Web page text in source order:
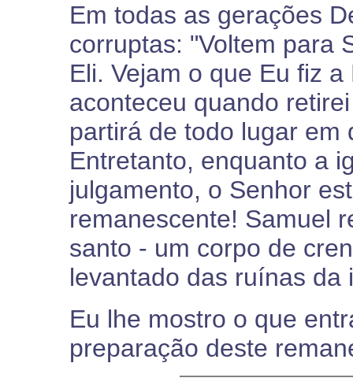
Em todas as gerações
corruptas: "Voltem para
Eli. Vejam o que Eu fiz
aconteceu quando
partirá de todo lugar em
Entretanto, enquanto a
julgamento, o Senhor
remanescente! Samuel
santo - um corpo de
levantado das ruínas da
Eu lhe mostro o que
preparação deste